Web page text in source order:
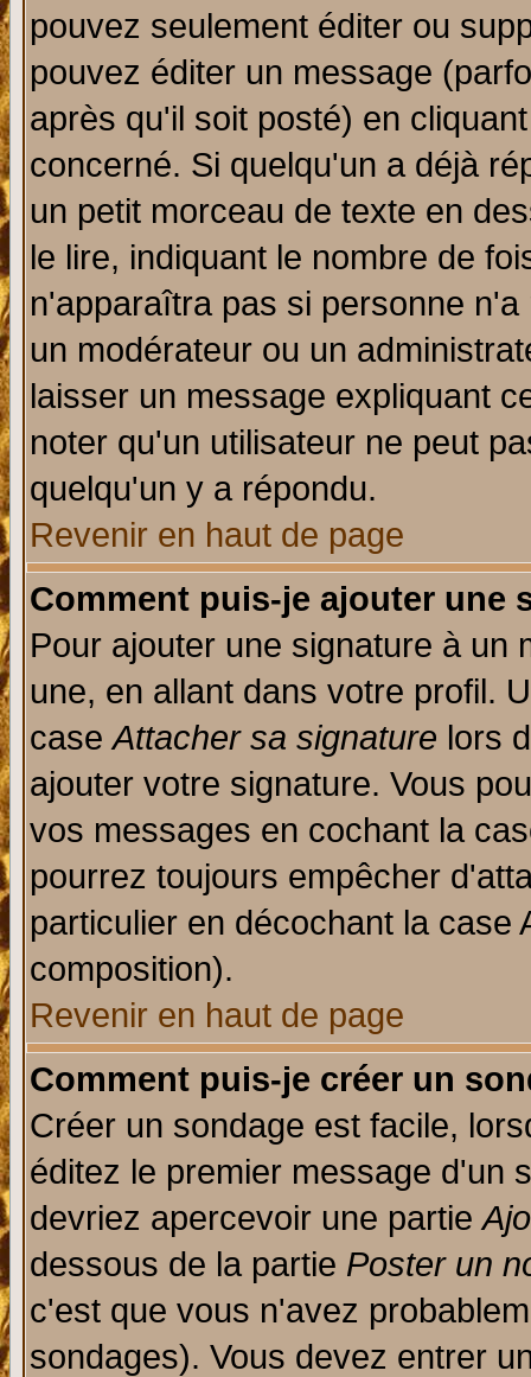
pouvez seulement éditer ou
pouvez éditer un message
après qu'il soit posté) en
concerné. Si quelqu'un a déjà
un petit morceau de texte en
le lire, indiquant le nombre de
n'apparaîtra pas si personne
un modérateur ou un
laisser un message expliquant
noter qu'un utilisateur ne peut
quelqu'un y a répondu.
Revenir en haut de page
Comment puis-je ajouter une
Pour ajouter une signature à un
une, en allant dans votre profil.
caseAttacher sa signature lors
ajouter votre signature. Vous
vos messages en cochant la
pourrez toujours empêcher
particulier en décochant la
composition).
Revenir en haut de page
Comment puis-je créer un
Créer un sondage est facile,
éditez le premier message d'un
devriez apercevoir une partie
dessous de la partie Poster un
c'est que vous n'avez
sondages). Vous devez entrer